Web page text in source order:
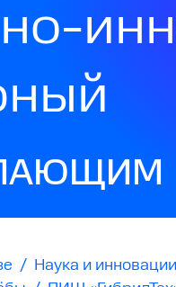
/ Наука и инновации